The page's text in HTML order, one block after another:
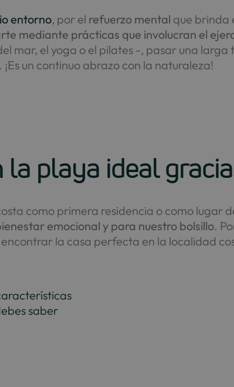
entorno, por el refuerzo mental que brinda
mediante prácticas que involucran el
mar, el yoga o el pilates -, pasar una
un continuo abrazo con la naturaleza!
playa ideal
como primera residencia o como lugar
emocional y para nuestro bolsillo.
la casa perfecta en la localidad
saber